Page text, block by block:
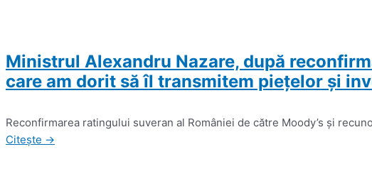
Ministrul Alexandru Nazare, după
care am dorit să îl transmitem pieţelor şi
Reconfirmarea ratingului suveran al României de către Moody’s şi
Citește →